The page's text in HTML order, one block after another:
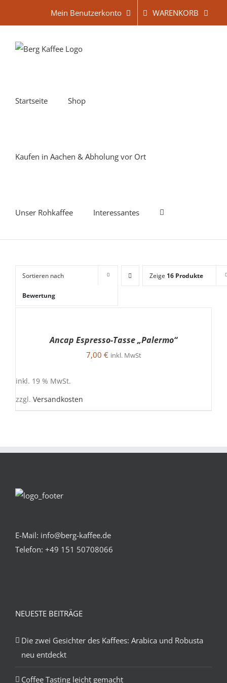
Mein Benutzerkonto WARENKORB
Startseite Shop
Kaufen in Aachen & Abholung vor Ort
Unser Rohkaffee Interessantes
Sortieren nach
Bewertung
Zeige 16 Produkte
Ancap Espresso-Tasse „Palermo“
7,00 € inkl. MwSt
inkl. 19 % MwSt.
zzgl. Versandkosten
E-Mail: info@berg-kaffee.de
Telefon: +49 151 50708066
NEUESTE BEITRÄGE
Die zwei Gesichter des Kaffees: Arabica und Robusta
neu entdeckt
Coffee Tasting leicht gemacht